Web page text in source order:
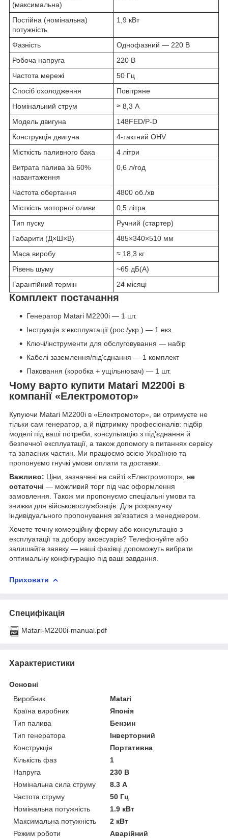
(максимальна)
Постійна (номінальна)
потужність
1,9 кВт
Фазність
Однофазний — 220 В
Робоча напруга
220 В
Частота мережі
50 Гц
Спосіб охолодження
Повітряне
Номінальний струм
≈ 8,3 А
Модель двигуна
148FED/P-D
Конструкція двигуна
4-тактний OHV
Місткість паливного бака
4 літри
Витрата палива за 60%
навантаження
0,6 л/год
Частота обертання
4800 об./хв
Місткість моторної оливи
0,5 літра
Тип пуску
Ручний (стартер)
Габарити (Д×Ш×В)
485×340×510 мм
Маса виробу
≈ 18,3 кг
Рівень шуму
~65 дБ(А)
Гарантійний термін
24 місяці
Комплект постачання
Генератор Matari M2200i — 1 шт.
Інструкція з експлуатації (рос./укр.) — 1 екз.
Ключі/інструменти для обслуговування — набір
Кабелі заземлення/під'єднання — 1 комплект
Паковання (коробка + ущільнювач) — 1 шт.
Чому варто купити Matari M2200i в
компанії «Електромотор»
Купуючи Matari M2200i в «Електромотор», ви отримуєте не
тільки сам генератор, а й підтримку професіоналів: підбір
моделі під ваші потреби, консультацію з під'єднання й
безпечної експлуатації, а також допомогу в питаннях сервісу
та запасних частин. Ми працюємо всією Україною та
пропонуємо гнучкі умови оплати та доставки.
Важливо: Ціни, зазначені на сайті «Електромотор», не
остаточні — можливий торг під час оформлення
замовлення. Також ми пропонуємо спеціальні умови та
знижки для військовослужбовців. Для розрахунку
індивідуального пропонування зв'язатися з менеджером.
Хочете точну комерційну ферму або консультацію з
експлуатації та добору аксесуарів? Телефонуйте або
залишайте заявку — наші фахівці допоможуть вибрати
оптимальну конфігурацію під ваші завдання.
Приховати
Специфікація
Matari-M2200i-manual.pdf
Характеристики
Основні
Виробник
Matari
Країна виробник
Японія
Тип палива
Бензин
Тип генератора
Інверторний
Конструкція
Портативна
Кількість фаз
1
Напруга
230 В
Номінальна сила струму
8.3 А
Частота струму
50 Гц
Номінальна потужність
1.9 кВт
Максимальна потужність
2 кВт
Режим роботи
Аварійний